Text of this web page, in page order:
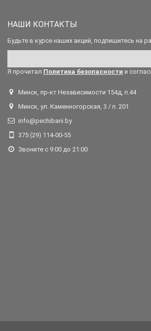
НАШИ КОНТАКТЫ
Будьте в курсе наших акций, подпишитесь на
Я прочитал Политика безопасности и
Минск, пр-кт Независимости 154д, п.44
Минск, ул. Каменногорская, 3 / п. 201
info@pechibani.by
375 (29) 114-00-55
Звоните с 9:00 до 21:00